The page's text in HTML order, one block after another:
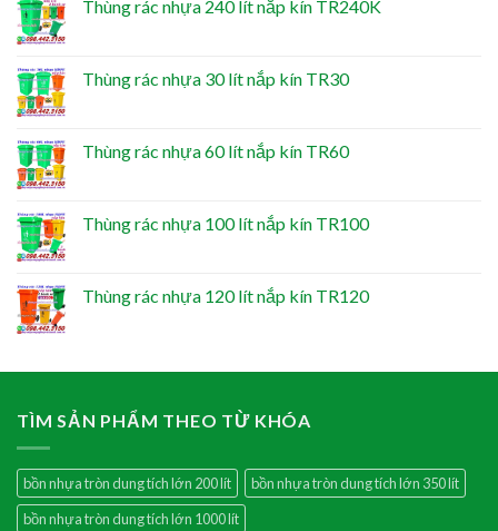
Thùng rác nhựa 240 lít nắp kín TR240K
Thùng rác nhựa 30 lít nắp kín TR30
Thùng rác nhựa 60 lít nắp kín TR60
Thùng rác nhựa 100 lít nắp kín TR100
Thùng rác nhựa 120 lít nắp kín TR120
TÌM SẢN PHẨM THEO TỪ KHÓA
bồn nhựa tròn dung tích lớn 200 lít
bồn nhựa tròn dung tích lớn 350 lít
bồn nhựa tròn dung tích lớn 1000 lít